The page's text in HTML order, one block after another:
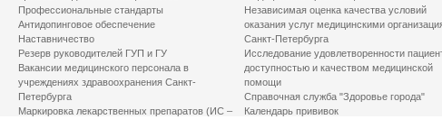
Профессиональные стандарты
Антидопинговое обеспечение
Наставничество
Резерв руководителей ГУП и ГУ
Вакансии медицинского персонала в
учреждениях здравоохранения Санкт-
Петербурга
Маркировка лекарственных препаратов (ИС –
Независимая оценка качества условий
оказания услуг медицинскими
Санкт-Петербурга
Исследование удовлетворенности
доступностью и качеством медицинской
помощи
Справочная служба "Здоровье города"
Календарь прививок